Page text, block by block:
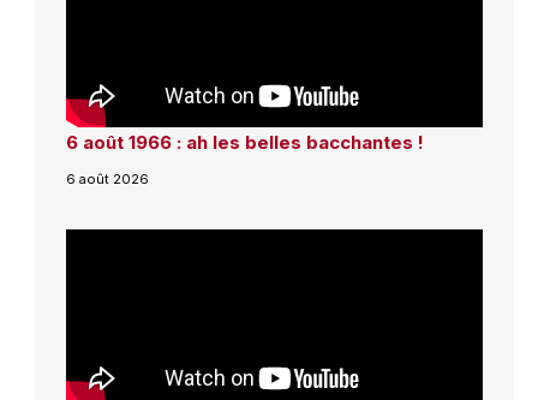
6 août 1966 : ah les belles bacchantes !
6 août 2026